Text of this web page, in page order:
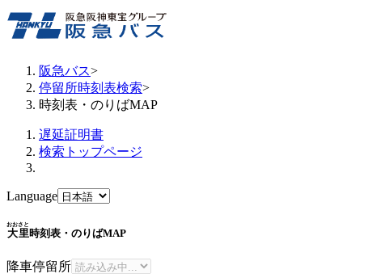
阪急バス>
停留所時刻表検索>
時刻表・のりばMAP
遅延証明書
検索トップページ
Language
大里
おおさと
時刻表・のりばMAP
降車停留所